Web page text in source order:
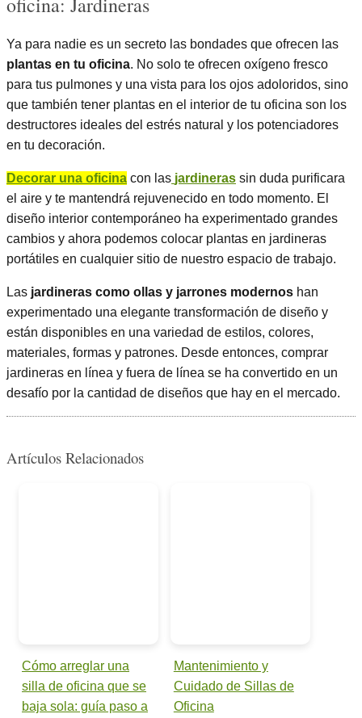
Ya para nadie es un secreto las bondades que ofrecen las
plantas en tu oficina. No solo te ofrecen oxígeno fresco
para tus pulmones y una vista para los ojos adoloridos, sino
que también tener plantas en el interior de tu oficina son los
destructores ideales del estrés natural y los potenciadores
en tu decoración.
Decorar una oficina con las jardineras sin duda purificara
el aire y te mantendrá rejuvenecido en todo momento. El
diseño interior contemporáneo ha experimentado grandes
cambios y ahora podemos colocar plantas en jardineras
portátiles en cualquier sitio de nuestro espacio de trabajo.
Las jardineras como ollas y jarrones modernos han
experimentado una elegante transformación de diseño y
están disponibles en una variedad de estilos, colores,
materiales, formas y patrones. Desde entonces, comprar
jardineras en línea y fuera de línea se ha convertido en un
desafío por la cantidad de diseños que hay en el mercado.
Artículos Relacionados
Cómo arreglar una
silla de oficina que se
baja sola: guía paso a
Mantenimiento y
Cuidado de Sillas de
Oficina